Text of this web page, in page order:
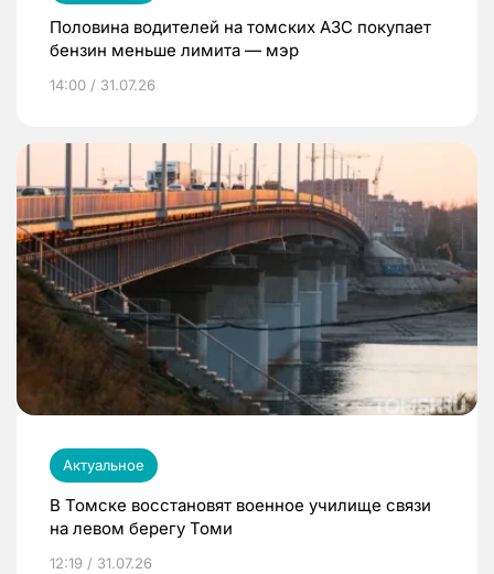
Половина водителей на томских АЗС покупает
бензин меньше лимита — мэр
14:00 / 31.07.26
Актуальное
В Томске восстановят военное училище связи
на левом берегу Томи
12:19 / 31.07.26